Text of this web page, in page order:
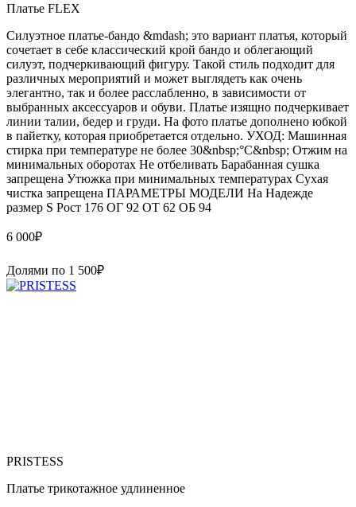
Платье FLEX
Силуэтное платье-бандо &mdash; это вариант платья, который
сочетает в себе классический крой бандо и облегающий
силуэт, подчеркивающий фигуру. Такой стиль подходит для
различных мероприятий и может выглядеть как очень
элегантно, так и более расслабленно, в зависимости от
выбранных аксессуаров и обуви. Платье изящно подчеркивает
линии талии, бедер и груди. На фото платье дополнено юбкой
в пайетку, которая приобретается отдельно. УХОД: Машинная
стирка при температуре не более 30&nbsp;°C&nbsp; Отжим на
минимальных оборотах Не отбеливать Барабанная сушка
запрещена Утюжка при минимальных температурах Сухая
чистка запрещена ПАРАМЕТРЫ МОДЕЛИ На Надежде
размер S Рост 176 ОГ 92 ОТ 62 ОБ 94
6 000₽
Долями по 1 500₽
PRISTESS
Платье трикотажное удлиненное